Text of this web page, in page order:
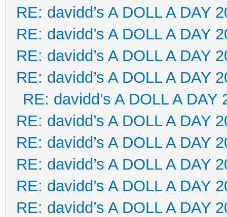
RE: davidd’s A DOLL A DAY
RE: davidd’s A DOLL A DAY
RE: davidd’s A DOLL A DAY
RE: davidd’s A DOLL A DAY
RE: davidd’s A DOLL A DAY
RE: davidd’s A DOLL A DAY
RE: davidd’s A DOLL A DAY
RE: davidd’s A DOLL A DAY
RE: davidd’s A DOLL A DAY
RE: davidd’s A DOLL A DAY